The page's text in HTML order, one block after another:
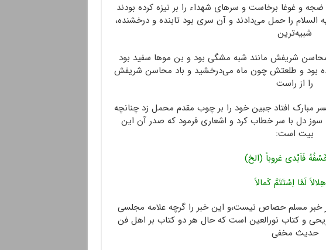
و غوغا برخاست و سرهای شهداء را بر نیزه کرده بودند
را حمل می‌دادند و آن سری بود تابنده و درخشنده،
شبیه‌ترین
محاسن شریفش مانند شبه مشگی بود و بن موها سفید بود
بود و طلعتش چون ماه می‌درخشید و باد محاسن شریفش
را از راست
مبارک افتاد جبین خود را بر چوب مقدم محمل زد چنانچه
دل با سر خطاب کرد و اشعاری فرمود که صدر آن این
بیت است:
فَاَبْدی غروباً (الخ)
لَمَّا اِسْتَتَمَّ کَمالاً
خبر مسلم حصاص نیست،‌و این خبر را گرچه علامه مجلسی
و کتاب نورالعین است که حال هر دو کتاب بر اهل فن
حدیث مخفی